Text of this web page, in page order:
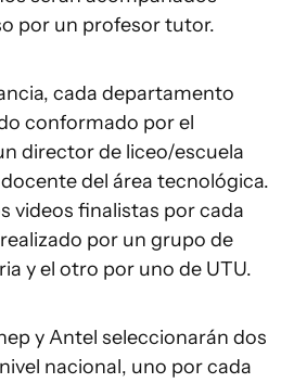
por un profesor tutor.
cada departamento
conformado por el
director de liceo/escuela
del área tecnológica.
videos finalistas por cada
por un grupo de
y el otro por uno de UTU.
y Antel seleccionarán dos
nacional, uno por cada